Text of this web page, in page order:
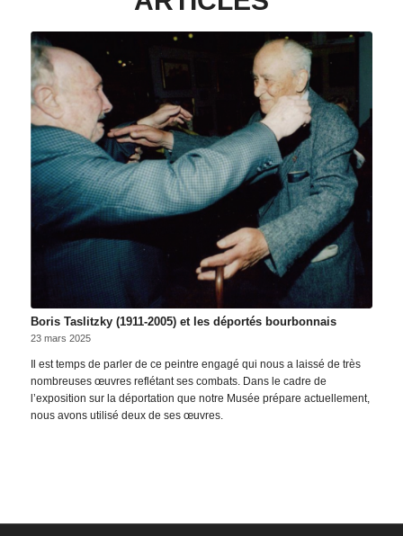
Boris Taslitzky (1911-2005) et les déportés bourbonnais
23 mars 2025
Il est temps de parler de ce peintre engagé qui nous a laissé de très
nombreuses œuvres reflétant ses combats. Dans le cadre de
l’exposition sur la déportation que notre Musée prépare actuellement,
nous avons utilisé deux de ses œuvres.